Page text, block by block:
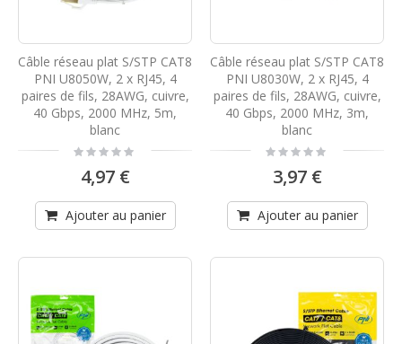
Câble réseau plat S/STP CAT8
PNI U8050W, 2 x RJ45, 4
paires de fils, 28AWG, cuivre,
40 Gbps, 2000 MHz, 5m,
blanc
Rating:
0%
4,97 €
Ajouter au panier
Câble réseau plat S/STP CAT8
PNI U8030W, 2 x RJ45, 4
paires de fils, 28AWG, cuivre,
40 Gbps, 2000 MHz, 3m,
blanc
Rating:
0%
3,97 €
Ajouter au panier